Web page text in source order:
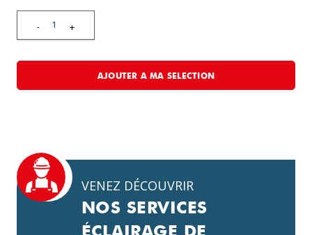
1 +
AJOUTER A MA SELECTION
VENEZ DÉCOUVRIR
NOS SERVICES
ÉCLAIRAGE DE